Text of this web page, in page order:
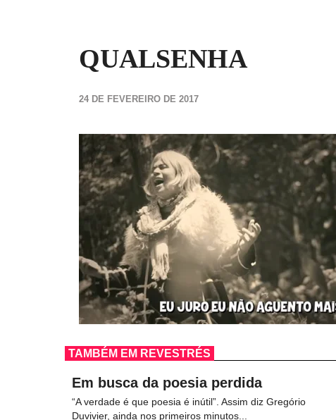
QUALSENHA
24 DE FEVEREIRO DE 2017
TAMBÉM EM REVESTRÉS
Em busca da poesia perdida
“A verdade é que poesia é inútil”. Assim diz Gregório
Duvivier, ainda nos primeiros minutos...